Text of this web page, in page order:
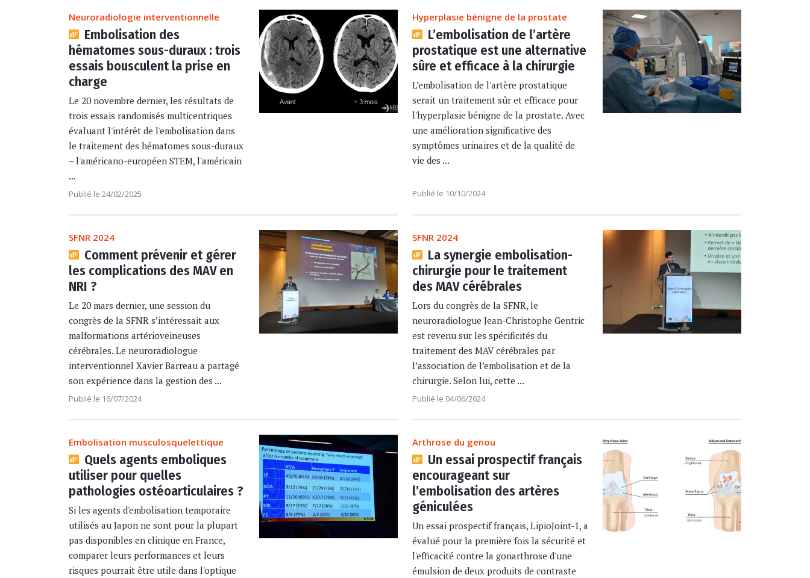
Neuroradiologie interventionnelle
Embolisation des
hématomes sous-duraux : trois
essais bousculent la prise en
charge
Le 20 novembre dernier, les résultats de
trois essais randomisés multicentriques
évaluant l'intérêt de l'embolisation dans
le traitement des hématomes sous-duraux
– l'américano-européen STEM, l'américain
...
Publié le 24/02/2025
Hyperplasie bénigne de la prostate
L’embolisation de l’artère
prostatique est une alternative
sûre et efficace à la chirurgie
L’embolisation de l'artère prostatique
serait un traitement sûr et efficace pour
l'hyperplasie bénigne de la prostate. Avec
une amélioration significative des
symptômes urinaires et de la qualité de
vie des ...
Publié le 10/10/2024
SFNR 2024
Comment prévenir et gérer
les complications des MAV en
NRI ?
Le 20 mars dernier, une session du
congrès de la SFNR s’intéressait aux
malformations artérioveineuses
cérébrales. Le neuroradiologue
interventionnel Xavier Barreau a partagé
son expérience dans la gestion des ...
Publié le 16/07/2024
SFNR 2024
La synergie embolisation-
chirurgie pour le traitement
des MAV cérébrales
Lors du congrès de la SFNR, le
neuroradiologue Jean-Christophe Gentric
est revenu sur les spécificités du
traitement des MAV cérébrales par
l’association de l’embolisation et de la
chirurgie. Selon lui, cette ...
Publié le 04/06/2024
Embolisation musculosquelettique
Quels agents emboliques
utiliser pour quelles
pathologies ostéoarticulaires ?
Si les agents d'embolisation temporaire
utilisés au Japon ne sont pour la plupart
pas disponibles en clinique en France,
comparer leurs performances et leurs
risques pourrait être utile dans l'optique
Arthrose du genou
Un essai prospectif français
encourageant sur
l’embolisation des artères
géniculées
Un essai prospectif français, LipioJoint-1, a
évalué pour la première fois la sécurité et
l'efficacité contre la gonarthrose d'une
émulsion de deux produits de contraste